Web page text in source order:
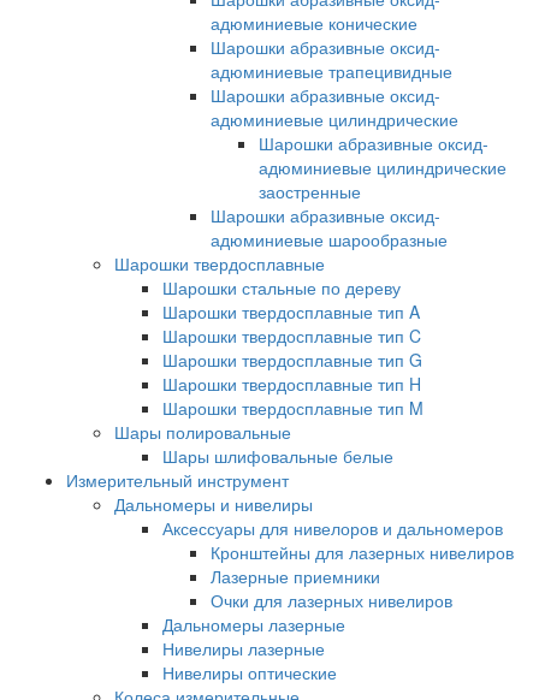
адюминиевые конические
Шарошки абразивные оксид-
адюминиевые трапецивидные
Шарошки абразивные оксид-
адюминиевые цилиндрические
Шарошки абразивные оксид-
адюминиевые цилиндрические
заостренные
Шарошки абразивные оксид-
адюминиевые шарообразные
Шарошки твердосплавные
Шарошки стальные по дереву
Шарошки твердосплавные тип A
Шарошки твердосплавные тип C
Шарошки твердосплавные тип G
Шарошки твердосплавные тип H
Шарошки твердосплавные тип M
Шары полировальные
Шары шлифовальные белые
Измерительный инструмент
Дальномеры и нивелиры
Аксессуары для нивелоров и дальномеров
Кронштейны для лазерных нивелиров
Лазерные приемники
Очки для лазерных нивелиров
Дальномеры лазерные
Нивелиры лазерные
Нивелиры оптические